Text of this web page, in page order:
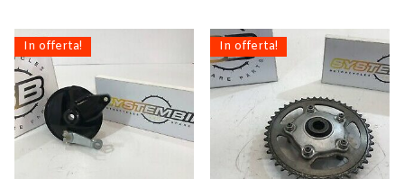
In offerta! In offerta!